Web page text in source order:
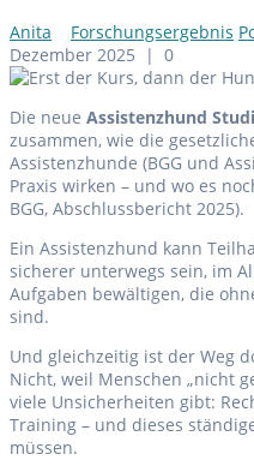
Anita Forschungsergebnis
Dezember 2025 | 0
Die neue Assistenzhund
zusammen, wie die
Assistenzhunde (BGG und
Praxis wirken – und wo es
BGG, Abschlussbericht 2025).
Ein Assistenzhund kann
sicherer unterwegs sein, im
Aufgaben bewältigen, die
sind.
Und gleichzeitig ist der Weg
Nicht, weil Menschen „nicht
viele Unsicherheiten gibt:
Training – und dieses
müssen.